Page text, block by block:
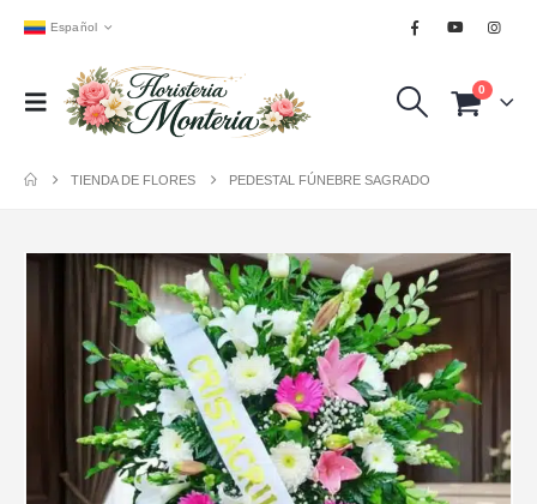
Español
0
TIENDA DE FLORES PEDESTAL FÚNEBRE SAGRADO